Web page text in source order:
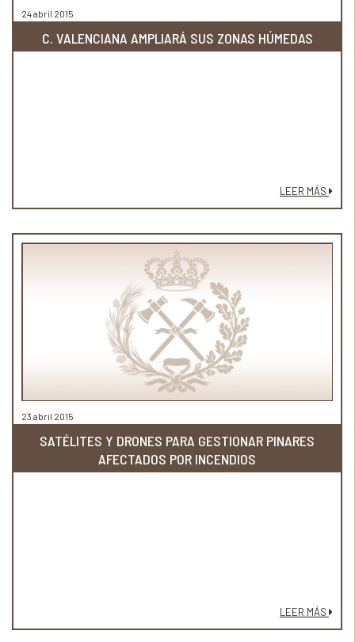
24 abril 2015
C. VALENCIANA AMPLIARÁ SUS ZONAS HÚMEDAS
LEER MÁS
23 abril 2015
SATÉLITES Y DRONES PARA GESTIONAR PINARES
AFECTADOS POR INCENDIOS
LEER MÁS